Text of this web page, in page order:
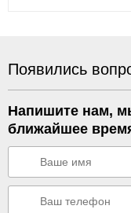
Появились
Напишите нам,
ближайшее